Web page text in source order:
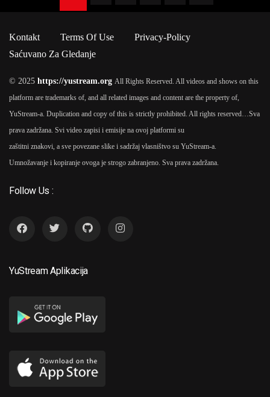
Kontakt Terms Of Use
Privacy-Policy
Saćuvano Za Gledanje
© 2025 https://yustream.org All Rights Reserved. All videos and shows on this
platform are trademarks of, and all related images and content are the property of,
YuStream-a. Duplication and copy of this is strictly prohibited. All rights reserved… Sva
prava zadržana. Svi video zapisi i emisije na ovoj platformi su
zaštitni znakovi, a sve povezane slike i sadržaj vlasništvo su YuStream-a.
Umnožavanje i kopiranje ovoga je strogo zabranjeno. Sva prava zadržana.
Follow Us :
YuStream Aplikacija